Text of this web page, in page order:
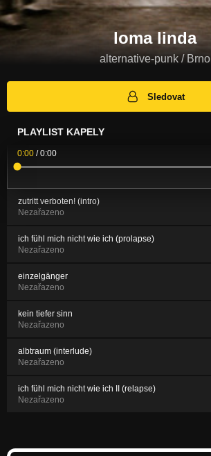
loma linda
alternative-punk / Brno
Sledovat
PLAYLIST KAPELY
0:00 /0:00
zutritt verboten! (intro)
Nezařazeno
ich fühl mich nicht wie ich (prolapse)
Nezařazeno
einzelgänger
Nezařazeno
kein tiefer sinn
Nezařazeno
albtraum (interlude)
Nezařazeno
ich fühl mich nicht wie ich II (relapse)
Nezařazeno